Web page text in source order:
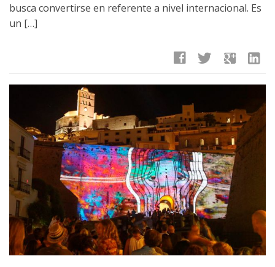
busca convertirse en referente a nivel internacional. Es
un […]
facebook twitter google linkedin